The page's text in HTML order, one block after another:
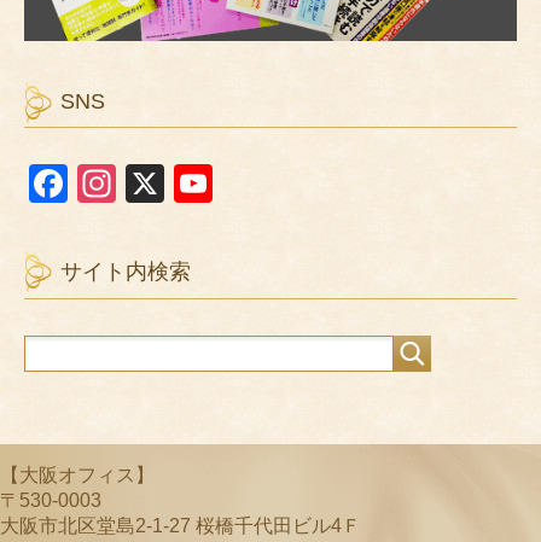
SNS
F
c
e
b
o
k
In
a
gr
a
m
X
T
u
b
C
a
サイト内検索
【大阪オフィス】
〒530-0003
大阪市北区堂島2-1-27 桜橋千代田ビル4Ｆ